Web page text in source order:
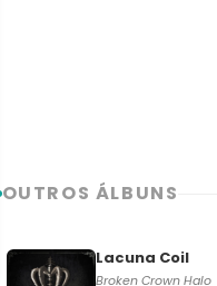
OUTROS ÁLBUNS
Lacuna Coil
Broken Crown Halo